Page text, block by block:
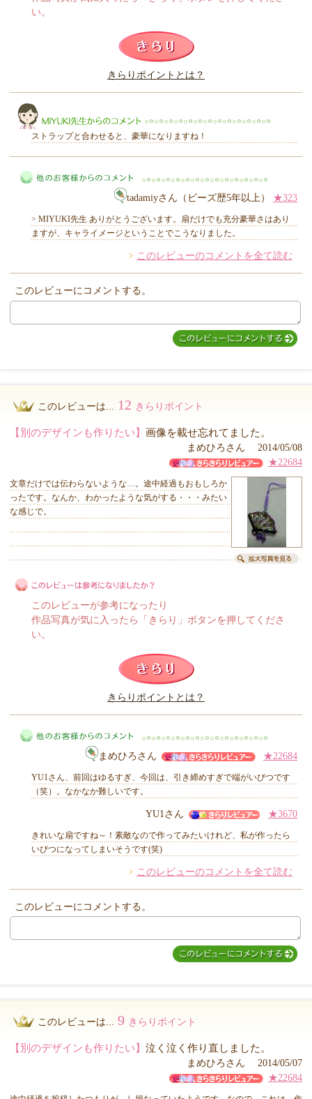
このレビューは参考になりましたか？
い。
きらりポイントとは？
ストラップと合わせると、豪華になりますね！
他のお客様からのコメント
tadamiyさん（ビーズ歴5年以上） ★323
> MIYUKI先生 ありがとうございます。扇だけでも充分豪華さはあり
ますが、キャライメージということでこうなりました。
このレビューのコメントを全て読む
このレビューにコメントする。
このレビューは... 12 きらりポイント
【別のデザインも作りたい】 画像を載せ忘れてました。
まめひろさん 2014/05/08
★22684
文章だけでは伝わらないような…。途中経過もおもしろか
ったです。なんか、わかったような気がする・・・みたい
な感じで。
このレビューは参考になりましたか？
このレビューが参考になったり
作品写真が気に入ったら「きらり」ボタンを押してくださ
い。
きらりポイントとは？
他のお客様からのコメント
まめひろさん ★22684
YU1さん、前回はゆるすぎ、今回は、引き締めすぎで端がいびつです
（笑）。なかなか難しいです。
YU1さん ★3670
きれいな扇ですね～！素敵なので作ってみたいけれど、私が作ったら
いびつになってしまいそうです(笑)
このレビューのコメントを全て読む
このレビューにコメントする。
このレビューは... 9 きらりポイント
【別のデザインも作りたい】 泣く泣く作り直しました。
まめひろさん 2014/05/07
★22684